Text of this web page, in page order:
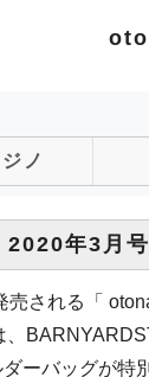
ノ
年3月号
される「
ダーバッグが